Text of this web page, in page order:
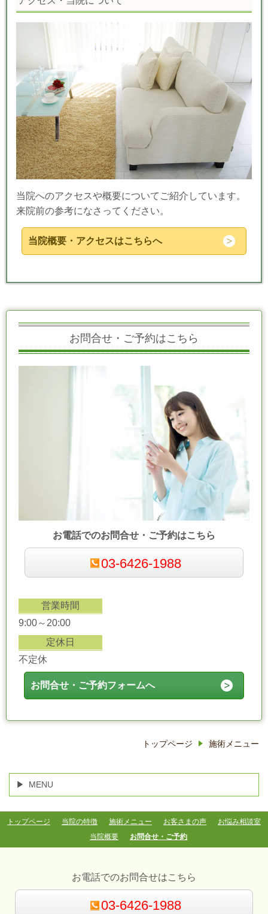
当院へのアクセスや概要についてご紹介しています。
来院前の参考になさってください。
当院概要・アクセスはこちらへ
お問合せ・ご予約はこちら
お電話でのお問合せ・ご予約はこちら
03-6426-1988
営業時間
9:00～20:00
定休日
不定休
お問合せ・ご予約フォームへ
トップページ 施術メニュー
MENU
トップページ 当院の特徴 施術メニュー お客さまの声
お悩み相談室
当院概要
お問合せ・ご予約
お電話でのお問合せはこちら
03-6426-1988